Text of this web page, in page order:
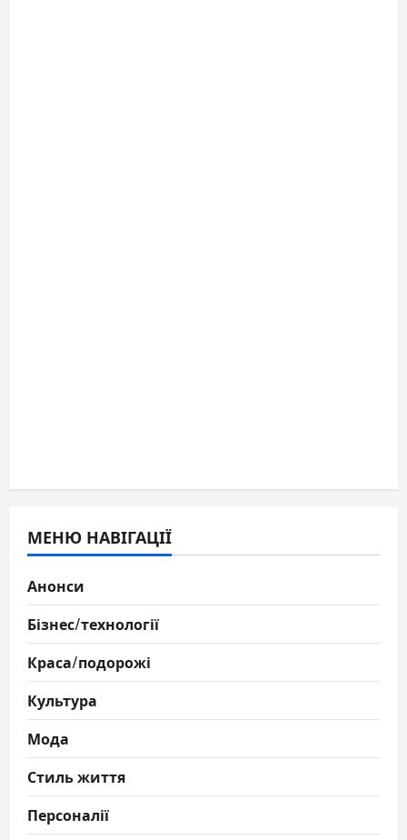
МЕНЮ НАВІГАЦІЇ
Анонси
Бізнес/технології
Краса/подорожі
Культура
Мода
Стиль життя
Персоналії